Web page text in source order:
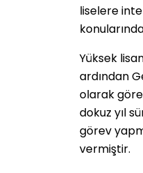
liselere
Yüksek
ardından
olarak
dokuz yıl
görev
vermiştir.